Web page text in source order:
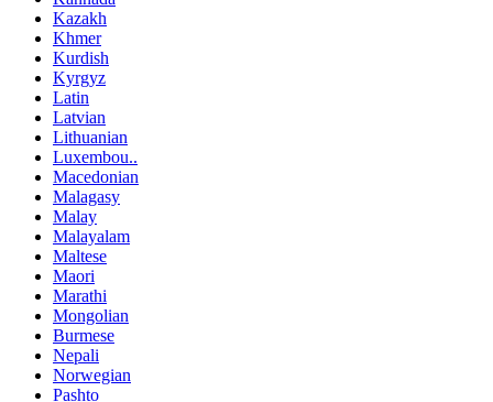
Kazakh
Khmer
Kurdish
Kyrgyz
Latin
Latvian
Lithuanian
Luxembou..
Macedonian
Malagasy
Malay
Malayalam
Maltese
Maori
Marathi
Mongolian
Burmese
Nepali
Norwegian
Pashto